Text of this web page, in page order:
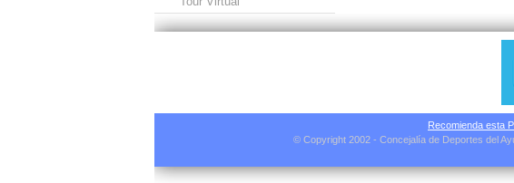
Recomienda esta
© Copyright 2002 - Concejalía de Deportes del